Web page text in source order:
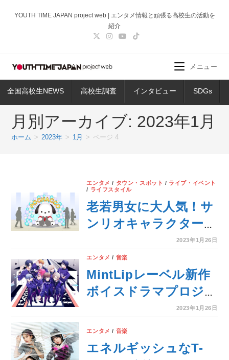
ス
ッ
YOUTH TIME JAPAN project web | エンタメ情報と頑張る高校生の活動を
紹介
全国高校生NEWS 高校生調査 インタビュー SDGs
メニュー
月別アーカイブ: 2023年1月
ホーム > 2023年 > 1月 > ページ 4
エンタメ / タウン・スポット / ライブ・イベント
/ ライフスタイル
老若男女に大人気！サ
ンリオキャラクター大
賞TOP5常連「ポチャ
ッコ」お誕生月記念
2.4ｍの巨大なポチャ
ッコのバルーンが出
現⁉︎ポチャッコの“ビッ
グバックハグ”イベン
ト 開催決定！
2023年1月26日
エンタメ / 音楽
MintLipレーベル新作
ボイスドラマプロジェ
クト『ハンサムロンダ
リング』4作連続リリ
ース決定！
2023年1月26日
エンタメ / 音楽
エネルギッシュなT-